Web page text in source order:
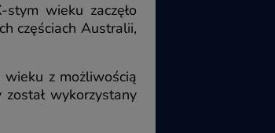
wieku zaczęło
częściach Australii,
z możliwością
wykorzystany